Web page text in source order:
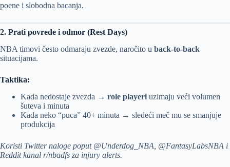
poene i slobodna bacanja.
2. Prati povrede i odmor (Rest Days)
NBA timovi često odmaraju zvezde, naročito u back-to-back
situacijama.
Taktika:
Kada nedostaje zvezda → role playeri uzimaju veći volumen
šuteva i minuta
Kada neko “puca” 40+ minuta → sledeći meč mu se smanjuje
produkcija
Koristi Twitter naloge poput @Underdog_NBA, @FantasyLabsNBA i
Reddit kanal r/nbadfs za injury alerts.